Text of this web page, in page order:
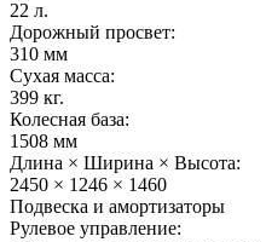
22 л.
Дорожный просвет:
310 мм
Сухая масса:
399 кг.
Колесная база:
1508 мм
Длина × Ширина × Высота:
2450 × 1246 × 1460
Подвеска и амортизаторы
Рулевое управление: